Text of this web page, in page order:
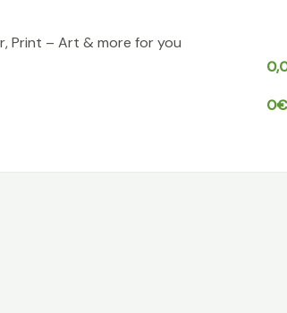
Print – Art & more for you
0€